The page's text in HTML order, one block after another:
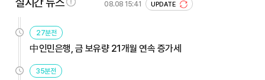
08.08 15:41 UPDATE
27분전
中인민은행, 금 보유량 21개월 연속 증가세
35분전